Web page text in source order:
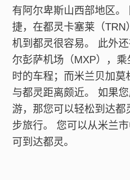
有阿尔卑斯山西部地区
捷，在都灵卡塞莱（
机到都灵很容易。 此外
尔彭萨机场（MXP），
时的车程；而米兰贝加
与都灵距离颇近。 如果
游，那您可以轻松到达
步旅行。 您可以从米兰
可到达都灵。